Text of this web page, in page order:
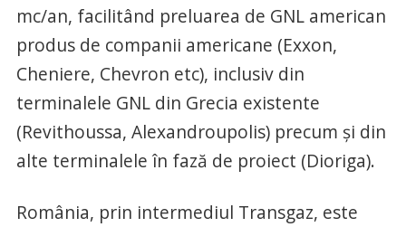
mc/an, facilitând preluarea de GNL american
produs de companii americane (Exxon,
Cheniere, Chevron etc), inclusiv din
terminalele GNL din Grecia existente
(Revithoussa, Alexandroupolis) precum și din
alte terminalele în fază de proiect (Dioriga).
România, prin intermediul Transgaz, este